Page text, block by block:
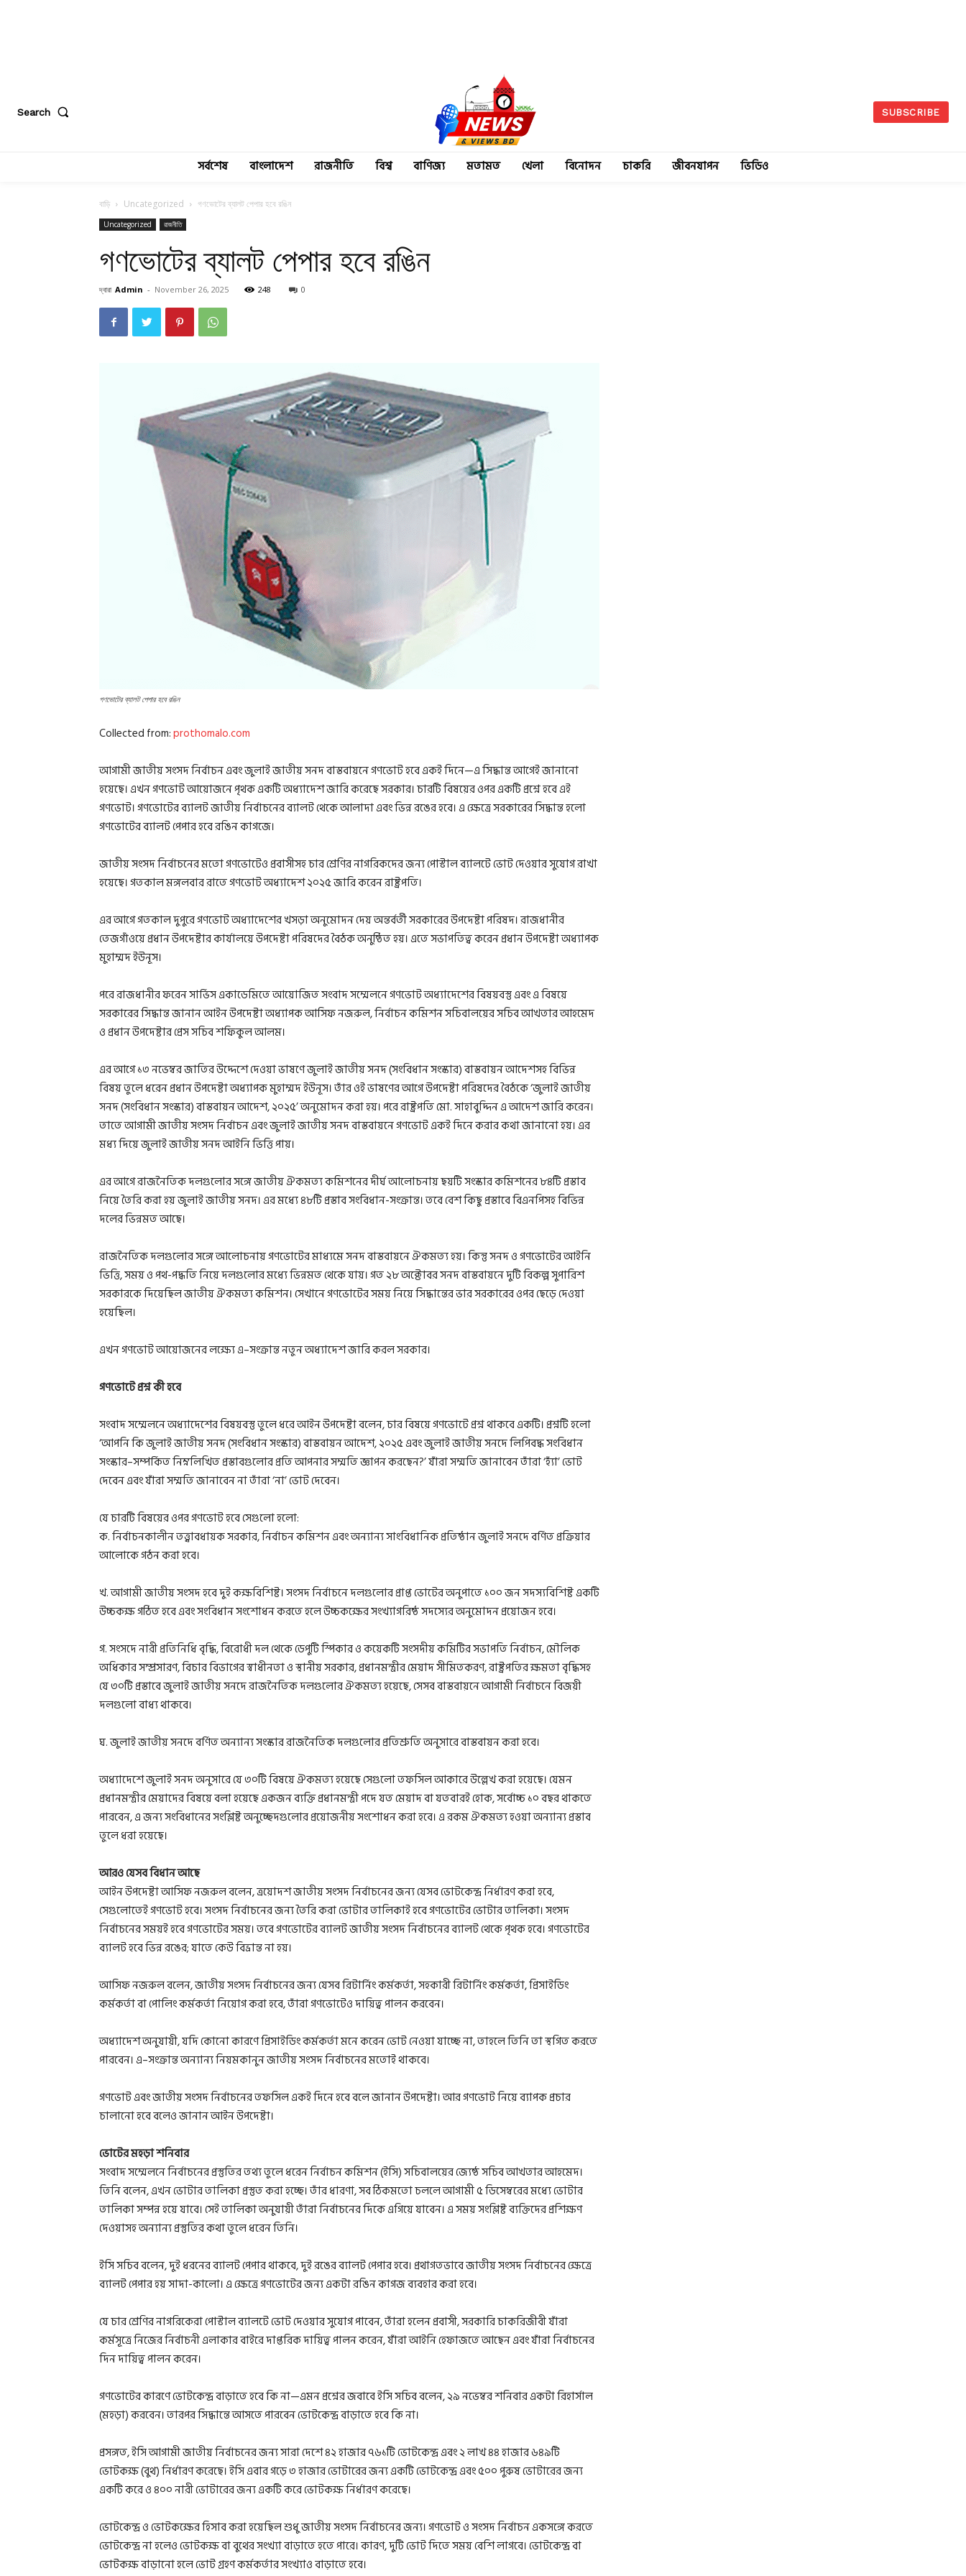
Search SUBSCRIBE
সর্বশেষ বাংলাদেশ রাজনীতি বিশ্ব বাণিজ্য মতামত খেলা বিনোদন চাকরি জীবনযাপন ভিডিও
বাড়ি Uncategorized গণভোটের ব্যালট পেপার হবে রঙিন
Uncategorized রাজনীতি
গণভোটের ব্যালট পেপার হবে রঙিন
দ্বারা Admin - November 26, 2025 248 0
গণভোটের ব্যালট পেপার হবে রঙিন
Collected from:prothomalo.com
আগামী জাতীয় সংসদ নির্বাচন এবং জুলাই জাতীয় সনদ বাস্তবায়নে গণভোট হবে একই দিনে—এ সিদ্ধান্ত আগেই জানানো
হয়েছে। এখন গণভোট আয়োজনে পৃথক একটি অধ্যাদেশ জারি করেছে সরকার। চারটি বিষয়ের ওপর একটি প্রশ্নে হবে এই
গণভোট। গণভোটের ব্যালট জাতীয় নির্বাচনের ব্যালট থেকে আলাদা এবং ভিন্ন রঙের হবে। এ ক্ষেত্রে সরকারের সিদ্ধান্ত হলো
গণভোটের ব্যালট পেপার হবে রঙিন কাগজে।
জাতীয় সংসদ নির্বাচনের মতো গণভোটেও প্রবাসীসহ চার শ্রেণির নাগরিকদের জন্য পোস্টাল ব্যালটে ভোট দেওয়ার সুযোগ রাখা
হয়েছে। গতকাল মঙ্গলবার রাতে গণভোট অধ্যাদেশ ২০২৫ জারি করেন রাষ্ট্রপতি।
এর আগে গতকাল দুপুরে গণভোট অধ্যাদেশের খসড়া অনুমোদন দেয় অন্তর্বর্তী সরকারের উপদেষ্টা পরিষদ। রাজধানীর
তেজগাঁওয়ে প্রধান উপদেষ্টার কার্যালয়ে উপদেষ্টা পরিষদের বৈঠক অনুষ্ঠিত হয়। এতে সভাপতিত্ব করেন প্রধান উপদেষ্টা অধ্যাপক
মুহাম্মদ ইউনূস।
পরে রাজধানীর ফরেন সার্ভিস একাডেমিতে আয়োজিত সংবাদ সম্মেলনে গণভোট অধ্যাদেশের বিষয়বস্তু এবং এ বিষয়ে
সরকারের সিদ্ধান্ত জানান আইন উপদেষ্টা অধ্যাপক আসিফ নজরুল, নির্বাচন কমিশন সচিবালয়ের সচিব আখতার আহমেদ
ও প্রধান উপদেষ্টার প্রেস সচিব শফিকুল আলম।
এর আগে ১৩ নভেম্বর জাতির উদ্দেশে দেওয়া ভাষণে জুলাই জাতীয় সনদ (সংবিধান সংস্কার) বাস্তবায়ন আদেশসহ বিভিন্ন
বিষয় তুলে ধরেন প্রধান উপদেষ্টা অধ্যাপক মুহাম্মদ ইউনূস। তাঁর ওই ভাষণের আগে উপদেষ্টা পরিষদের বৈঠকে ‘জুলাই জাতীয়
সনদ (সংবিধান সংস্কার) বাস্তবায়ন আদেশ, ২০২৫’ অনুমোদন করা হয়। পরে রাষ্ট্রপতি মো. সাহাবুদ্দিন এ আদেশ জারি করেন।
তাতে আগামী জাতীয় সংসদ নির্বাচন এবং জুলাই জাতীয় সনদ বাস্তবায়নে গণভোট একই দিনে করার কথা জানানো হয়। এর
মধ্য দিয়ে জুলাই জাতীয় সনদ আইনি ভিত্তি পায়।
এর আগে রাজনৈতিক দলগুলোর সঙ্গে জাতীয় ঐকমত্য কমিশনের দীর্ঘ আলোচনায় ছয়টি সংস্কার কমিশনের ৮৪টি প্রস্তাব
নিয়ে তৈরি করা হয় জুলাই জাতীয় সনদ। এর মধ্যে ৪৮টি প্রস্তাব সংবিধান-সংক্রান্ত। তবে বেশ কিছু প্রস্তাবে বিএনপিসহ বিভিন্ন
দলের ভিন্নমত আছে।
রাজনৈতিক দলগুলোর সঙ্গে আলোচনায় গণভোটের মাধ্যমে সনদ বাস্তবায়নে ঐকমত্য হয়। কিন্তু সনদ ও গণভোটের আইনি
ভিত্তি, সময় ও পথ-পদ্ধতি নিয়ে দলগুলোর মধ্যে ভিন্নমত থেকে যায়। গত ২৮ অক্টোবর সনদ বাস্তবায়নে দুটি বিকল্প সুপারিশ
সরকারকে দিয়েছিল জাতীয় ঐকমত্য কমিশন। সেখানে গণভোটের সময় নিয়ে সিদ্ধান্তের ভার সরকারের ওপর ছেড়ে দেওয়া
হয়েছিল।
এখন গণভোট আয়োজনের লক্ষ্যে এ–সংক্রান্ত নতুন অধ্যাদেশ জারি করল সরকার।
গণভোটে প্রশ্ন কী হবে
সংবাদ সম্মেলনে অধ্যাদেশের বিষয়বস্তু তুলে ধরে আইন উপদেষ্টা বলেন, চার বিষয়ে গণভোটে প্রশ্ন থাকবে একটি। প্রশ্নটি হলো
‘আপনি কি জুলাই জাতীয় সনদ (সংবিধান সংস্কার) বাস্তবায়ন আদেশ, ২০২৫ এবং জুলাই জাতীয় সনদে লিপিবদ্ধ সংবিধান
সংস্কার–সম্পর্কিত নিম্নলিখিত প্রস্তাবগুলোর প্রতি আপনার সম্মতি জ্ঞাপন করছেন?’ যাঁরা সম্মতি জানাবেন তাঁরা ‘হ্যাঁ’ ভোট
দেবেন এবং যাঁরা সম্মতি জানাবেন না তাঁরা ‘না’ ভোট দেবেন।
যে চারটি বিষয়ের ওপর গণভোট হবে সেগুলো হলো:
ক. নির্বাচনকালীন তত্ত্বাবধায়ক সরকার, নির্বাচন কমিশন এবং অন্যান্য সাংবিধানিক প্রতিষ্ঠান জুলাই সনদে বর্ণিত প্রক্রিয়ার
আলোকে গঠন করা হবে।
খ. আগামী জাতীয় সংসদ হবে দুই কক্ষবিশিষ্ট। সংসদ নির্বাচনে দলগুলোর প্রাপ্ত ভোটের অনুপাতে ১০০ জন সদস্যবিশিষ্ট একটি
উচ্চকক্ষ গঠিত হবে এবং সংবিধান সংশোধন করতে হলে উচ্চকক্ষের সংখ্যাগরিষ্ঠ সদস্যের অনুমোদন প্রয়োজন হবে।
গ. সংসদে নারী প্রতিনিধি বৃদ্ধি, বিরোধী দল থেকে ডেপুটি স্পিকার ও কয়েকটি সংসদীয় কমিটির সভাপতি নির্বাচন, মৌলিক
অধিকার সম্প্রসারণ, বিচার বিভাগের স্বাধীনতা ও স্থানীয় সরকার, প্রধানমন্ত্রীর মেয়াদ সীমিতকরণ, রাষ্ট্রপতির ক্ষমতা বৃদ্ধিসহ
যে ৩০টি প্রস্তাবে জুলাই জাতীয় সনদে রাজনৈতিক দলগুলোর ঐকমত্য হয়েছে, সেসব বাস্তবায়নে আগামী নির্বাচনে বিজয়ী
দলগুলো বাধ্য থাকবে।
ঘ. জুলাই জাতীয় সনদে বর্ণিত অন্যান্য সংস্কার রাজনৈতিক দলগুলোর প্রতিশ্রুতি অনুসারে বাস্তবায়ন করা হবে।
অধ্যাদেশে জুলাই সনদ অনুসারে যে ৩০টি বিষয়ে ঐকমত্য হয়েছে সেগুলো তফসিল আকারে উল্লেখ করা হয়েছে। যেমন
প্রধানমন্ত্রীর মেয়াদের বিষয়ে বলা হয়েছে একজন ব্যক্তি প্রধানমন্ত্রী পদে যত মেয়াদ বা যতবারই হোক, সর্বোচ্চ ১০ বছর থাকতে
পারবেন, এ জন্য সংবিধানের সংশ্লিষ্ট অনুচ্ছেদগুলোর প্রয়োজনীয় সংশোধন করা হবে। এ রকম ঐকমত্য হওয়া অন্যান্য প্রস্তাব
তুলে ধরা হয়েছে।
আরও যেসব বিধান আছে
আইন উপদেষ্টা আসিফ নজরুল বলেন, ত্রয়োদশ জাতীয় সংসদ নির্বাচনের জন্য যেসব ভোটকেন্দ্র নির্ধারণ করা হবে,
সেগুলোতেই গণভোট হবে। সংসদ নির্বাচনের জন্য তৈরি করা ভোটার তালিকাই হবে গণভোটের ভোটার তালিকা। সংসদ
নির্বাচনের সময়ই হবে গণভোটের সময়। তবে গণভোটের ব্যালট জাতীয় সংসদ নির্বাচনের ব্যালট থেকে পৃথক হবে। গণভোটের
ব্যালট হবে ভিন্ন রঙের; যাতে কেউ বিভ্রান্ত না হয়।
আসিফ নজরুল বলেন, জাতীয় সংসদ নির্বাচনের জন্য যেসব রিটার্নিং কর্মকর্তা, সহকারী রিটার্নিং কর্মকর্তা, প্রিসাইডিং
কর্মকর্তা বা পোলিং কর্মকর্তা নিয়োগ করা হবে, তাঁরা গণভোটেও দায়িত্ব পালন করবেন।
অধ্যাদেশ অনুযায়ী, যদি কোনো কারণে প্রিসাইডিং কর্মকর্তা মনে করেন ভোট নেওয়া যাচ্ছে না, তাহলে তিনি তা স্থগিত করতে
পারবেন। এ–সংক্রান্ত অন্যান্য নিয়মকানুন জাতীয় সংসদ নির্বাচনের মতোই থাকবে।
গণভোট এবং জাতীয় সংসদ নির্বাচনের তফসিল একই দিনে হবে বলে জানান উপদেষ্টা। আর গণভোট নিয়ে ব্যাপক প্রচার
চালানো হবে বলেও জানান আইন উপদেষ্টা।
ভোটের মহড়া শনিবার
সংবাদ সম্মেলনে নির্বাচনের প্রস্তুতির তথ্য তুলে ধরেন নির্বাচন কমিশন (ইসি) সচিবালয়ের জ্যেষ্ঠ সচিব আখতার আহমেদ।
তিনি বলেন, এখন ভোটার তালিকা প্রস্তুত করা হচ্ছে। তাঁর ধারণা, সব ঠিকমতো চললে আগামী ৫ ডিসেম্বরের মধ্যে ভোটার
তালিকা সম্পন্ন হয়ে যাবে। সেই তালিকা অনুযায়ী তাঁরা নির্বাচনের দিকে এগিয়ে যাবেন। এ সময় সংশ্লিষ্ট ব্যক্তিদের প্রশিক্ষণ
দেওয়াসহ অন্যান্য প্রস্তুতির কথা তুলে ধরেন তিনি।
ইসি সচিব বলেন, দুই ধরনের ব্যালট পেপার থাকবে, দুই রঙের ব্যালট পেপার হবে। প্রথাগতভাবে জাতীয় সংসদ নির্বাচনের ক্ষেত্রে
ব্যালট পেপার হয় সাদা-কালো। এ ক্ষেত্রে গণভোটের জন্য একটা রঙিন কাগজ ব্যবহার করা হবে।
যে চার শ্রেণির নাগরিকেরা পোস্টাল ব্যালটে ভোট দেওয়ার সুযোগ পাবেন, তাঁরা হলেন প্রবাসী, সরকারি চাকরিজীবী যাঁরা
কর্মসূত্রে নিজের নির্বাচনী এলাকার বাইরে দাপ্তরিক দায়িত্ব পালন করেন, যাঁরা আইনি হেফাজতে আছেন এবং যাঁরা নির্বাচনের
দিন দায়িত্ব পালন করেন।
গণভোটের কারণে ভোটকেন্দ্র বাড়াতে হবে কি না—এমন প্রশ্নের জবাবে ইসি সচিব বলেন, ২৯ নভেম্বর শনিবার একটা রিহার্সাল
(মহড়া) করবেন। তারপর সিদ্ধান্তে আসতে পারবেন ভোটকেন্দ্র বাড়াতে হবে কি না।
প্রসঙ্গত, ইসি আগামী জাতীয় নির্বাচনের জন্য সারা দেশে ৪২ হাজার ৭৬১টি ভোটকেন্দ্র এবং ২ লাখ ৪৪ হাজার ৬৪৯টি
ভোটকক্ষ (বুথ) নির্ধারণ করেছে। ইসি এবার গড়ে ৩ হাজার ভোটারের জন্য একটি ভোটকেন্দ্র এবং ৫০০ পুরুষ ভোটারের জন্য
একটি করে ও ৪০০ নারী ভোটারের জন্য একটি করে ভোটকক্ষ নির্ধারণ করেছে।
ভোটকেন্দ্র ও ভোটকক্ষের হিসাব করা হয়েছিল শুধু জাতীয় সংসদ নির্বাচনের জন্য। গণভোট ও সংসদ নির্বাচন একসঙ্গে করতে
ভোটকেন্দ্র না হলেও ভোটকক্ষ বা বুথের সংখ্যা বাড়াতে হতে পারে। কারণ, দুটি ভোট দিতে সময় বেশি লাগবে। ভোটকেন্দ্র বা
ভোটকক্ষ বাড়ানো হলে ভোট গ্রহণ কর্মকর্তার সংখ্যাও বাড়াতে হবে।